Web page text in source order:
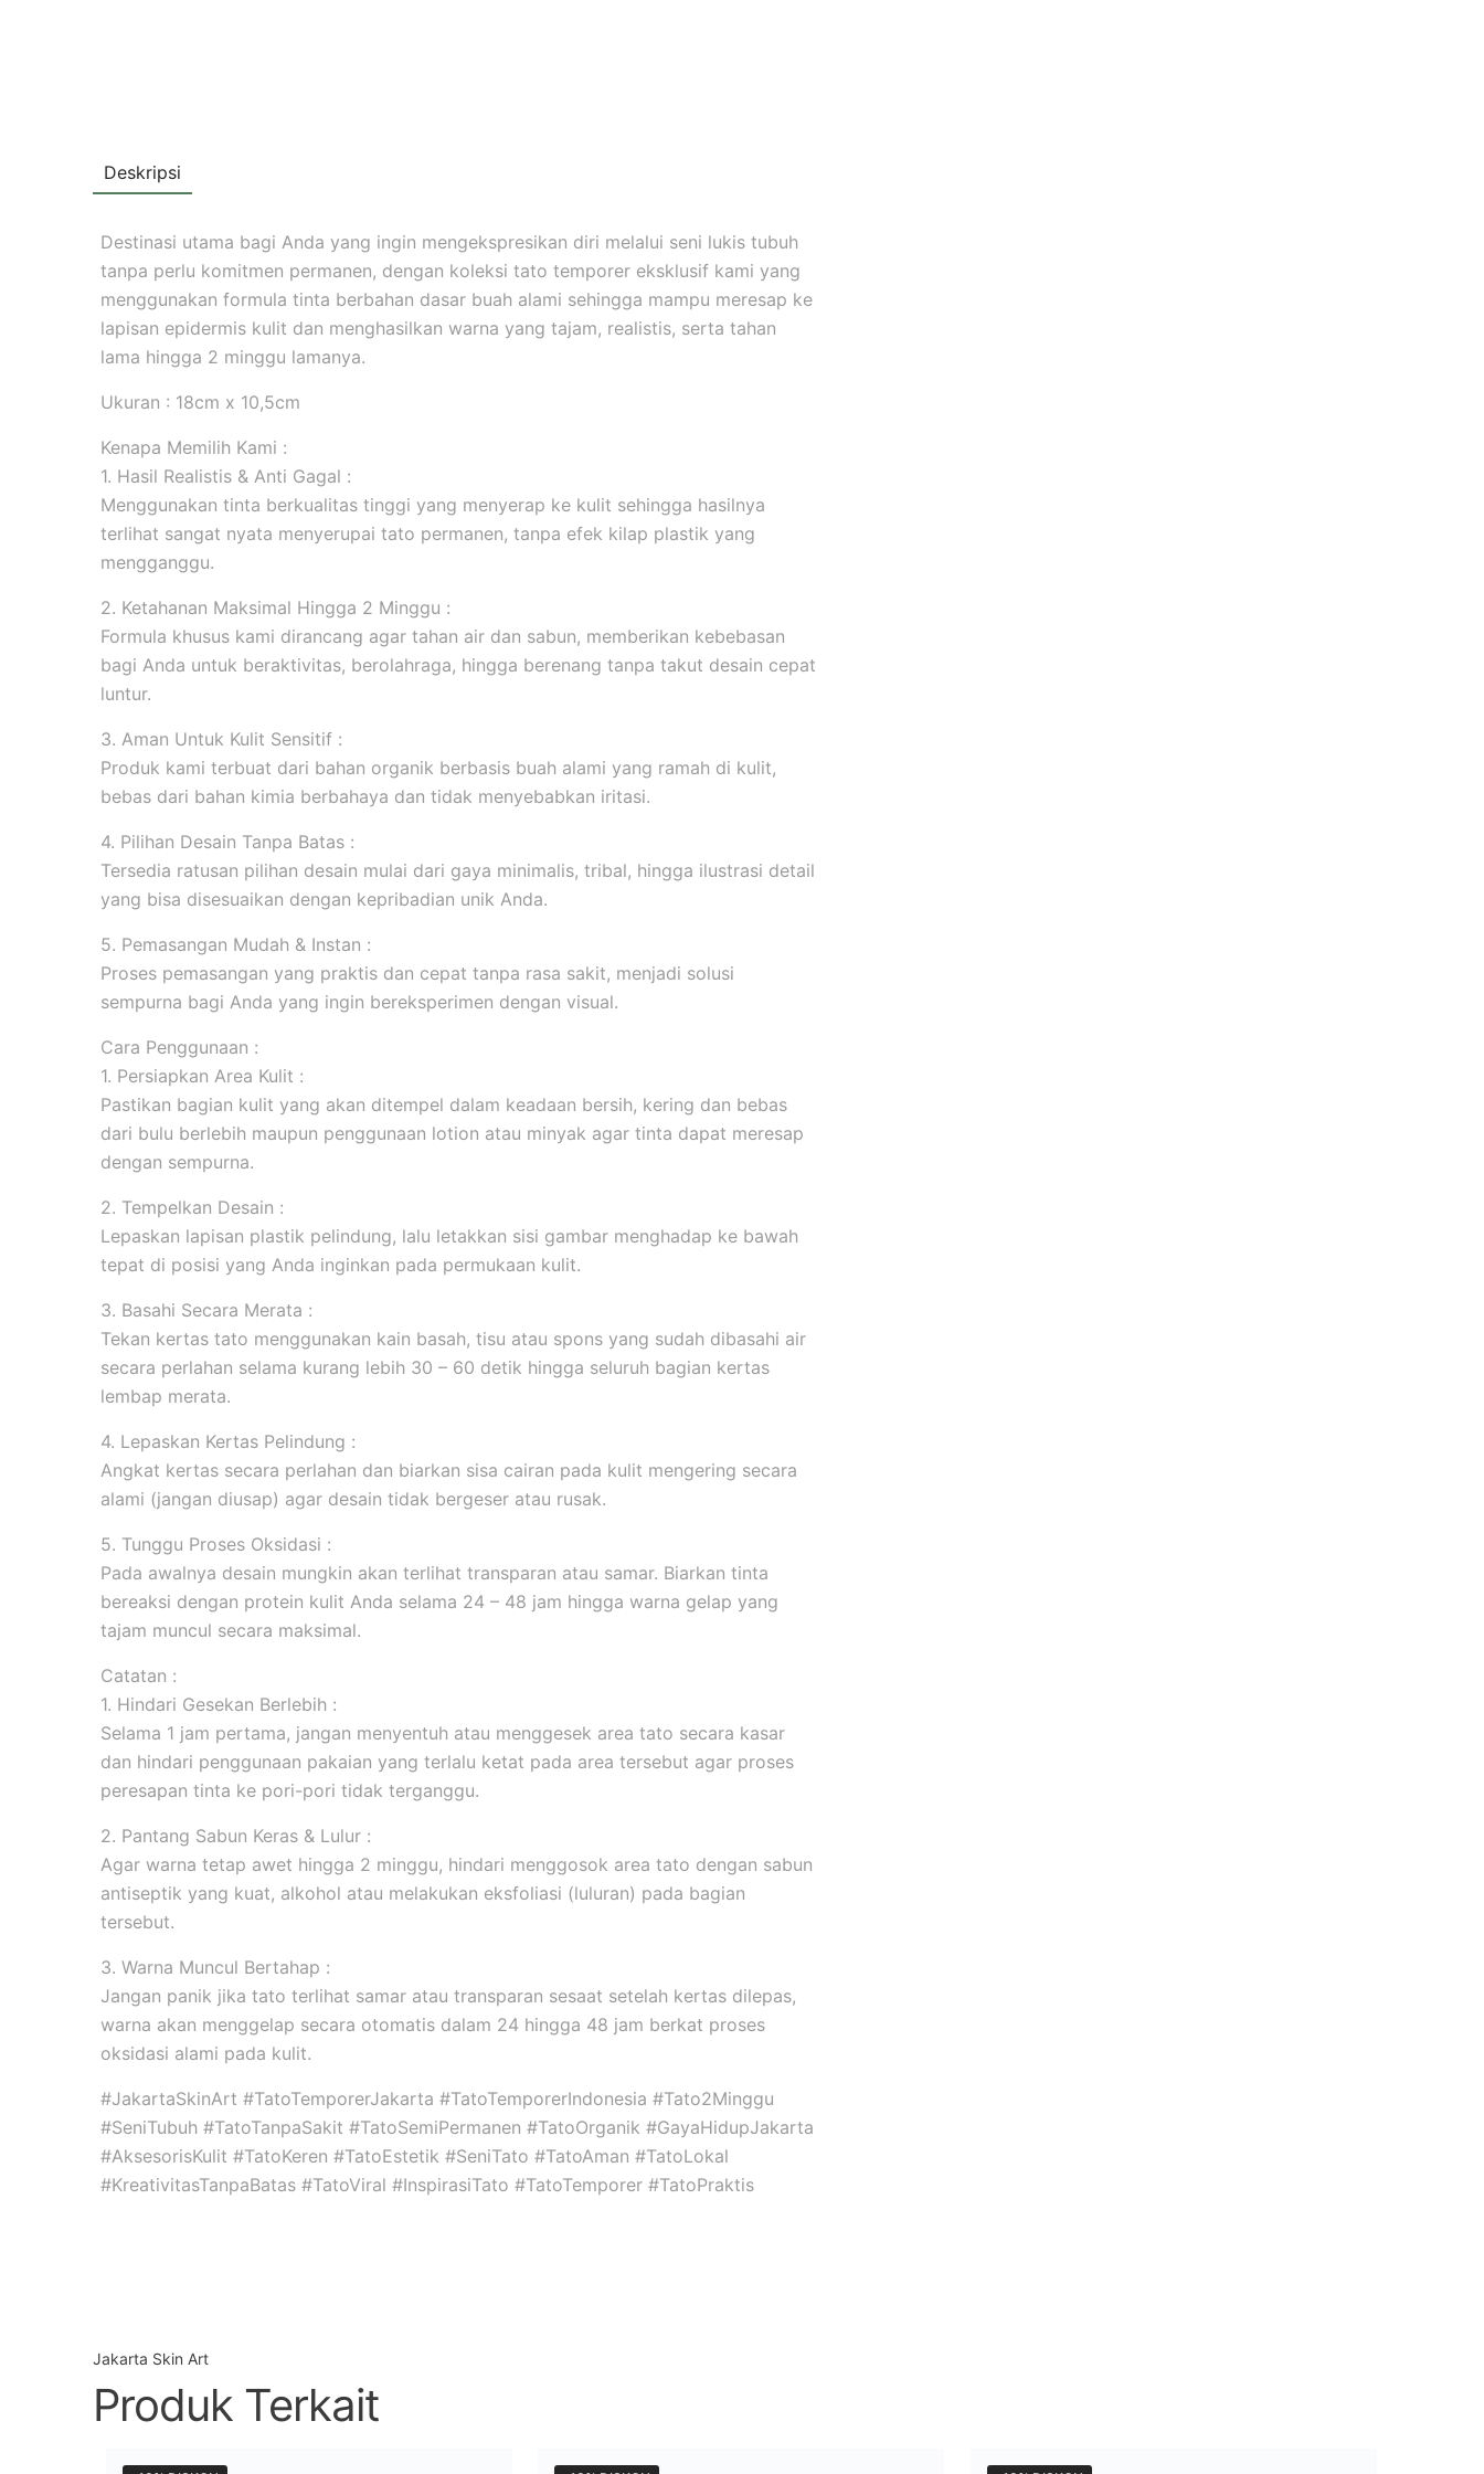
Deskripsi
Destinasi utama bagi Anda yang ingin mengekspresikan diri melalui seni lukis tubuh
tanpa perlu komitmen permanen, dengan koleksi tato temporer eksklusif kami yang
menggunakan formula tinta berbahan dasar buah alami sehingga mampu meresap ke
lapisan epidermis kulit dan menghasilkan warna yang tajam, realistis, serta tahan
lama hingga 2 minggu lamanya.
Ukuran : 18cm x 10,5cm
Kenapa Memilih Kami :
1. Hasil Realistis & Anti Gagal :
Menggunakan tinta berkualitas tinggi yang menyerap ke kulit sehingga hasilnya
terlihat sangat nyata menyerupai tato permanen, tanpa efek kilap plastik yang
mengganggu.
2. Ketahanan Maksimal Hingga 2 Minggu :
Formula khusus kami dirancang agar tahan air dan sabun, memberikan kebebasan
bagi Anda untuk beraktivitas, berolahraga, hingga berenang tanpa takut desain cepat
luntur.
3. Aman Untuk Kulit Sensitif :
Produk kami terbuat dari bahan organik berbasis buah alami yang ramah di kulit,
bebas dari bahan kimia berbahaya dan tidak menyebabkan iritasi.
4. Pilihan Desain Tanpa Batas :
Tersedia ratusan pilihan desain mulai dari gaya minimalis, tribal, hingga ilustrasi detail
yang bisa disesuaikan dengan kepribadian unik Anda.
5. Pemasangan Mudah & Instan :
Proses pemasangan yang praktis dan cepat tanpa rasa sakit, menjadi solusi
sempurna bagi Anda yang ingin bereksperimen dengan visual.
Cara Penggunaan :
1. Persiapkan Area Kulit :
Pastikan bagian kulit yang akan ditempel dalam keadaan bersih, kering dan bebas
dari bulu berlebih maupun penggunaan lotion atau minyak agar tinta dapat meresap
dengan sempurna.
2. Tempelkan Desain :
Lepaskan lapisan plastik pelindung, lalu letakkan sisi gambar menghadap ke bawah
tepat di posisi yang Anda inginkan pada permukaan kulit.
3. Basahi Secara Merata :
Tekan kertas tato menggunakan kain basah, tisu atau spons yang sudah dibasahi air
secara perlahan selama kurang lebih 30 – 60 detik hingga seluruh bagian kertas
lembap merata.
4. Lepaskan Kertas Pelindung :
Angkat kertas secara perlahan dan biarkan sisa cairan pada kulit mengering secara
alami (jangan diusap) agar desain tidak bergeser atau rusak.
5. Tunggu Proses Oksidasi :
Pada awalnya desain mungkin akan terlihat transparan atau samar. Biarkan tinta
bereaksi dengan protein kulit Anda selama 24 – 48 jam hingga warna gelap yang
tajam muncul secara maksimal.
Catatan :
1. Hindari Gesekan Berlebih :
Selama 1 jam pertama, jangan menyentuh atau menggesek area tato secara kasar
dan hindari penggunaan pakaian yang terlalu ketat pada area tersebut agar proses
peresapan tinta ke pori-pori tidak terganggu.
2. Pantang Sabun Keras & Lulur :
Agar warna tetap awet hingga 2 minggu, hindari menggosok area tato dengan sabun
antiseptik yang kuat, alkohol atau melakukan eksfoliasi (luluran) pada bagian
tersebut.
3. Warna Muncul Bertahap :
Jangan panik jika tato terlihat samar atau transparan sesaat setelah kertas dilepas,
warna akan menggelap secara otomatis dalam 24 hingga 48 jam berkat proses
oksidasi alami pada kulit.
#JakartaSkinArt #TatoTemporerJakarta #TatoTemporerIndonesia #Tato2Minggu
#SeniTubuh #TatoTanpaSakit #TatoSemiPermanen #TatoOrganik #GayaHidupJakarta
#AksesorisKulit #TatoKeren #TatoEstetik #SeniTato #TatoAman #TatoLokal
#KreativitasTanpaBatas #TatoViral #InspirasiTato #TatoTemporer #TatoPraktis
Jakarta Skin Art
Produk Terkait